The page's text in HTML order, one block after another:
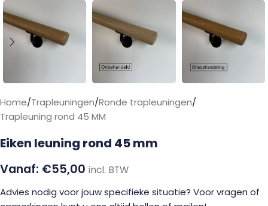
Home/Trapleuningen/Ronde trapleuningen/
Trapleuning rond 45 MM
Eiken leuning rond 45 mm
€55,00 incl. BTW
Advies nodig voor jouw specifieke situatie? Voor vragen of